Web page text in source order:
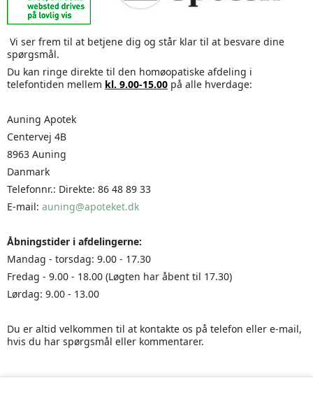
Vi ser frem til at betjene dig og står klar til at besvare dine
spørgsmål.
Du kan ringe direkte til den homøopatiske afdeling i
telefontiden mellem kl. 9.00-15.00 på alle hverdage:
Auning Apotek
Centervej 4B
8963 Auning
Danmark
Telefonnr.: Direkte: 86 48 89 33
E-mail: auning@apoteket.dk
Åbningstider i afdelingerne:
Mandag - torsdag: 9.00 - 17.30
Fredag - 9.00 - 18.00 (Løgten har åbent til 17.30)
Lørdag: 9.00 - 13.00
Du er altid velkommen til at kontakte os på telefon eller e-mail,
hvis du har spørgsmål eller kommentarer.